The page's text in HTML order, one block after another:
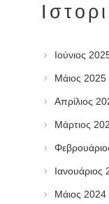
Ιούνιος
Μάιος 2025
Απρίλιος
Μάρτιος
Ιανουάριος
Μάιος 2024